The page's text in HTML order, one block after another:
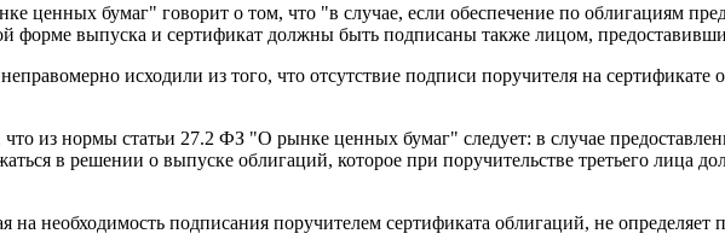
ценных бумаг" говорит о том, что "в случае, если обеспечение по облигациям
форме выпуска и сертификат должны быть подписаны также лицом,
исходили из того, что отсутствие подписи поручителя на сертификате
из нормы статьи 27.2 ФЗ "О рынке ценных бумаг" следует: в случае
в решении о выпуске облигаций, которое при поручительстве третьего лица
необходимость подписания поручителем сертификата облигаций, не определяет